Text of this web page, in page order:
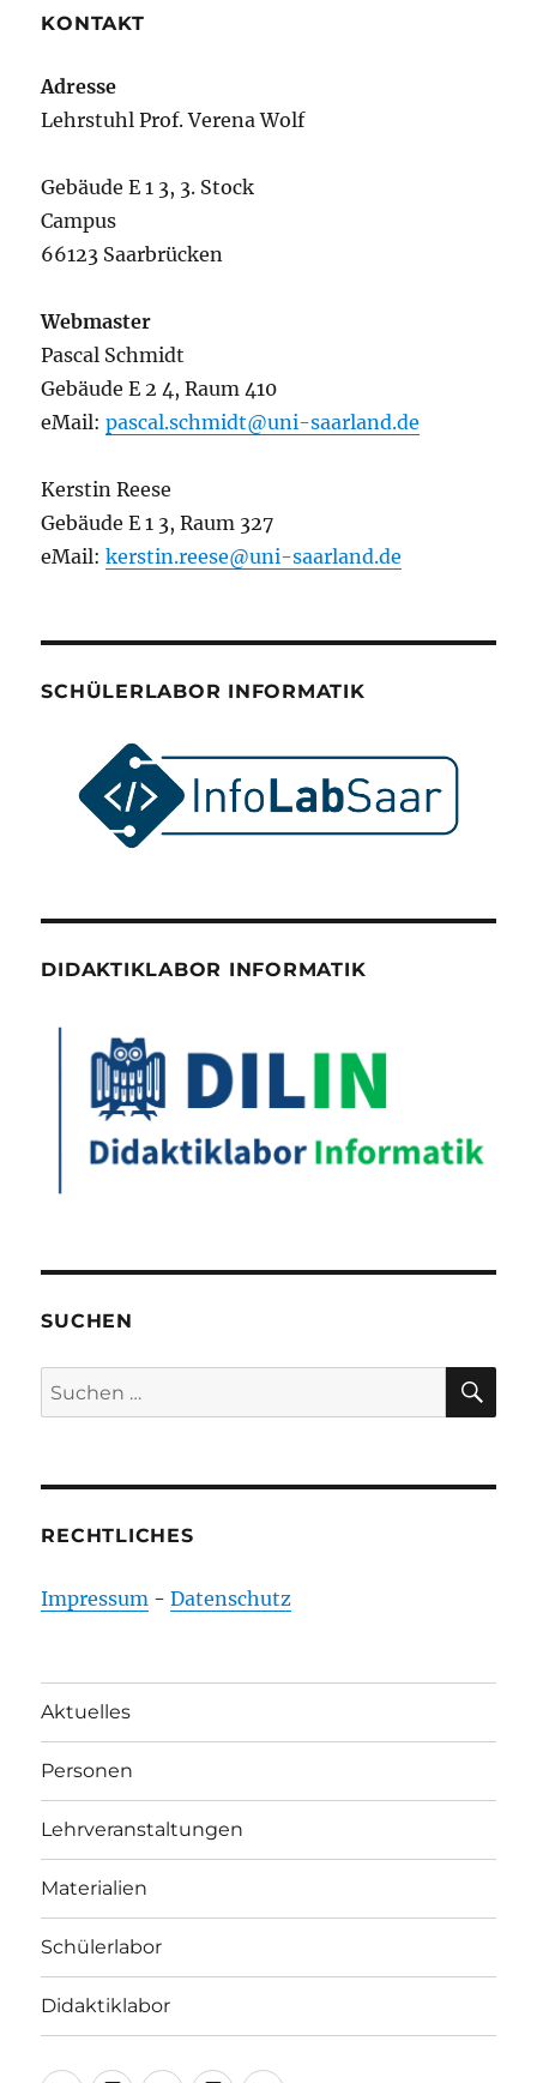
KONTAKT
Adresse
Lehrstuhl Prof. Verena Wolf
Gebäude E 1 3, 3. Stock
Campus
66123 Saarbrücken
Webmaster
Pascal Schmidt
Gebäude E 2 4, Raum 410
eMail:pascal.schmidt@uni-saarland.de
Kerstin Reese
Gebäude E 1 3, Raum 327
eMail:kerstin.reese@uni-saarland.de
SCHÜLERLABOR INFORMATIK
DIDAKTIKLABOR INFORMATIK
SUCHEN
Suchen
nach:
RECHTLICHES
Impressum -Datenschutz
Aktuelles
Personen
Lehrveranstaltungen
Materialien
Schülerlabor
Didaktiklabor